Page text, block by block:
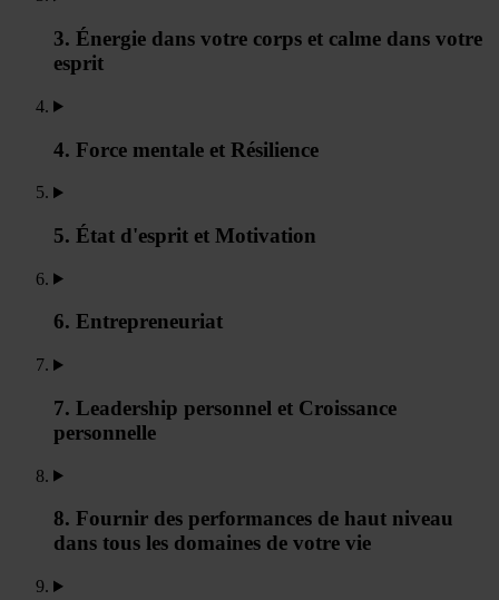
3. Énergie dans votre corps et calme dans votre
esprit
4. Force mentale et Résilience
5. État d'esprit et Motivation
6. Entrepreneuriat
7. Leadership personnel et Croissance
personnelle
8. Fournir des performances de haut niveau
dans tous les domaines de votre vie